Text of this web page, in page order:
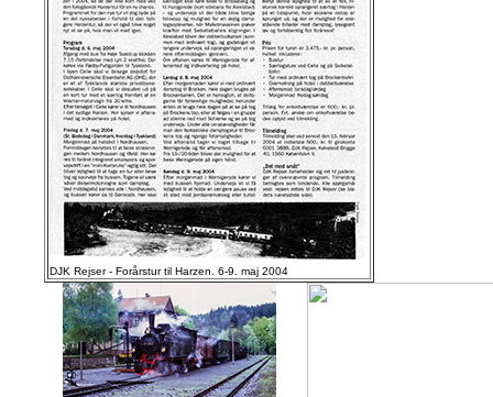
DJK Rejser - Forårstur til Harzen. 6-9. maj 2004